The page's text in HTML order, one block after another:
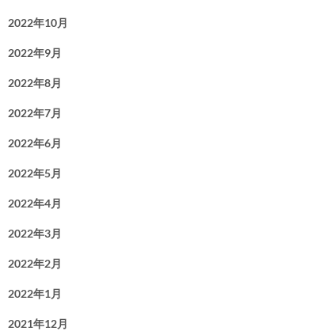
2022年10月
2022年9月
2022年8月
2022年7月
2022年6月
2022年5月
2022年4月
2022年3月
2022年2月
2022年1月
2021年12月